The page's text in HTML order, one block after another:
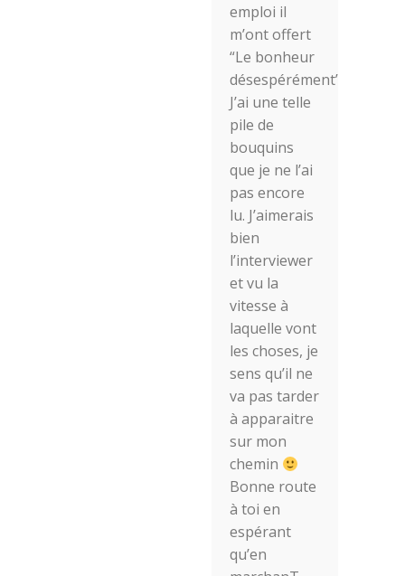
emploi il
m’ont offert
“Le bonheur
désespérément”.
J’ai une telle
pile de
bouquins
que je ne l’ai
pas encore
lu. J’aimerais
bien
l’interviewer
et vu la
vitesse à
laquelle vont
les choses, je
sens qu’il ne
va pas tarder
à apparaitre
sur mon
chemin
Bonne route
à toi en
espérant
qu’en